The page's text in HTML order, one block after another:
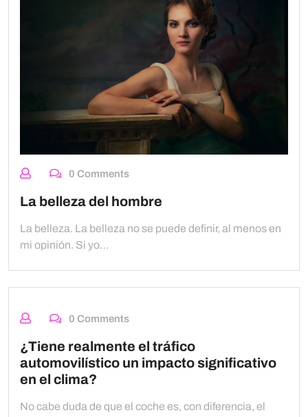
0 Comments
La belleza del hombre
La belleza. La belleza no se puede definir, al menos en
mi opinión. Si yo…
0 Comments
¿Tiene realmente el tráfico
automovilístico un impacto significativo
en el clima?
No cabe duda de que el coche es, con diferencia, el